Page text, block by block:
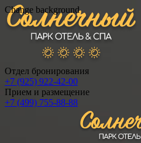
Change background
Отдел бронирования
+7 (925) 922-42-00
Прием и размещение
+7 (499) 755-88-88